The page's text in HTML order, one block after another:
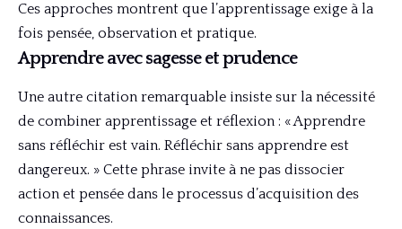
Ces approches montrent que l’apprentissage exige à la
fois pensée, observation et pratique.
Apprendre avec sagesse et prudence
Une autre citation remarquable insiste sur la nécessité
de combiner apprentissage et réflexion : « Apprendre
sans réfléchir est vain. Réfléchir sans apprendre est
dangereux. » Cette phrase invite à ne pas dissocier
action et pensée dans le processus d’acquisition des
connaissances.